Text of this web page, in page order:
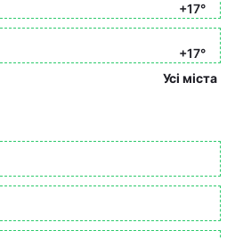
+17°
+17°
Усі міста